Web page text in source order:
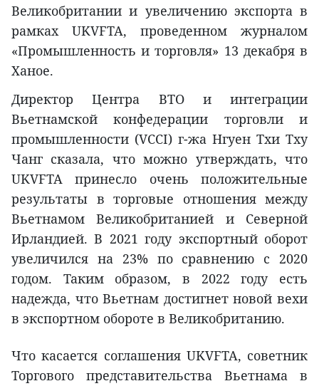
Великобритании и увеличению экспорта в
рамках UKVFTA, проведенном журналом
«Промышленность и торговля» 13 декабря в
Ханое.
Директор Центра ВТО и интеграции
Вьетнамской конфедерации торговли и
промышленности (VCCI) г-жа Нгуен Тхи Тху
Чанг сказала, что можно утверждать, что
UKVFTA принесло очень положительные
результаты в торговые отношения между
Вьетнамом Великобританией и Северной
Ирландией. В 2021 году экспортный оборот
увеличился на 23% по сравнению с 2020
годом. Таким образом, в 2022 году есть
надежда, что Вьетнам достигнет новой вехи
в экспортном обороте в Великобританию.
Что касается соглашения UKVFTA, советник
Торгового представительства Вьетнама в